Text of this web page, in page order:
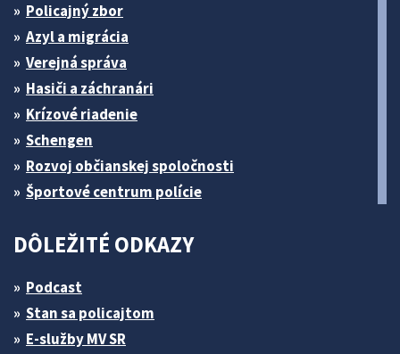
Policajný zbor
Azyl a migrácia
Verejná správa
Hasiči a záchranári
Krízové riadenie
Schengen
Rozvoj občianskej spoločnosti
Športové centrum polície
DÔLEŽITÉ ODKAZY
Podcast
Stan sa policajtom
E-služby MV SR